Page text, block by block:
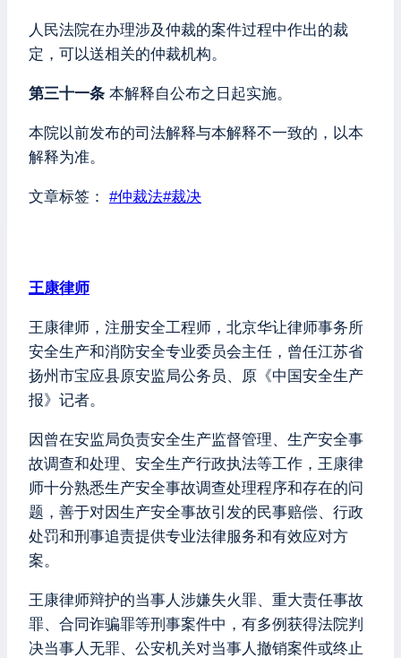
人民法院在办理涉及仲裁的案件过程中作出的裁
定，可以送相关的仲裁机构。
第三十一条 本解释自公布之日起实施。
本院以前发布的司法解释与本解释不一致的，以本
解释为准。
文章标签： #仲裁法#裁决
王康律师
王康律师，注册安全工程师，北京华让律师事务所
安全生产和消防安全专业委员会主任，曾任江苏省
扬州市宝应县原安监局公务员、原《中国安全生产
报》记者。
因曾在安监局负责安全生产监督管理、生产安全事
故调查和处理、安全生产行政执法等工作，王康律
师十分熟悉生产安全事故调查处理程序和存在的问
题，善于对因生产安全事故引发的民事赔偿、行政
处罚和刑事追责提供专业法律服务和有效应对方
案。
王康律师辩护的当事人涉嫌失火罪、重大责任事故
罪、合同诈骗罪等刑事案件中，有多例获得法院判
决当事人无罪、公安机关对当事人撤销案件或终止